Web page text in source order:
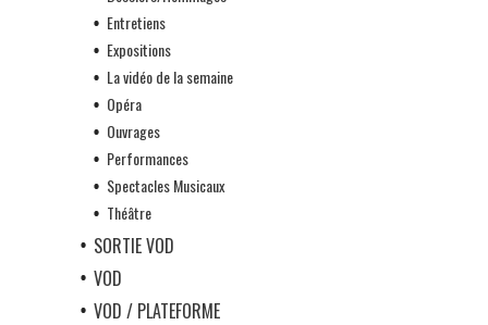
Entretiens
Expositions
La vidéo de la semaine
Opéra
Ouvrages
Performances
Spectacles Musicaux
Théâtre
SORTIE VOD
VOD
VOD / PLATEFORME